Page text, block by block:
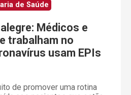
de Saúde
Médicos e
trabalham no
usam EPIs
de promover uma rotina